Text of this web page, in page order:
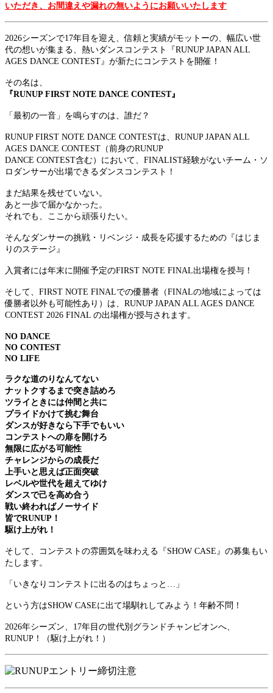
いただき、お間違えや漏れの無いようにお願いいたします
2026シーズンで17年目を迎え、信頼と実績がモットーの、幅広い世
代の想いが集まる、熱いダンスコンテスト『RUNUP JAPAN ALL
AGES DANCE CONTEST』が新たにコンテストを開催！
その名は、
『RUNUP FIRST NOTE DANCE CONTEST』
「最初の一音」を鳴らすのは、誰だ？
RUNUP FIRST NOTE DANCE CONTESTは、RUNUP JAPAN ALL
AGES DANCE CONTEST（前身のRUNUP
DANCE CONTEST含む）において、FINALIST経験がないチーム・ソ
ロダンサーが出場できるダンスコンテスト！
まだ結果を残せていない。
あと一歩で届かなかった。
それでも、ここから頑張りたい。
そんなダンサーの挑戦・リベンジ・成長を応援するための『はじま
りのステージ』
入賞者には年末に開催予定のFIRST NOTE FINAL出場権を授与！
そして、FIRST NOTE FINALでの優勝者（FINALの地域によっては
優勝者以外も可能性あり）は、RUNUP JAPAN ALL AGES DANCE
CONTEST 2026 FINAL の出場権が授与されます。
NO DANCE
NO CONTEST
NO LIFE
ラクな道のりなんてない
ナットクするまで突き詰めろ
ツライときには仲間と共に
プライドかけて挑む舞台
ダンスが好きなら下手でもいい
コンテストへの扉を開けろ
無限に広がる可能性
チャレンジからの成長だ
上手いと思えば正面突破
レベルや世代を超えてゆけ
ダンスで己を高め合う
戦い終わればノーサイド
皆でRUNUP！
駆け上がれ！
そして、コンテストの雰囲気を味わえる『SHOW CASE』の募集もい
たします。
「いきなりコンテストに出るのはちょっと…」
という方はSHOW CASEに出て場馴れしてみよう！年齢不問！
2026年シーズン、17年目の世代別グランドチャンピオンへ、
RUNUP！（駆け上がれ！）